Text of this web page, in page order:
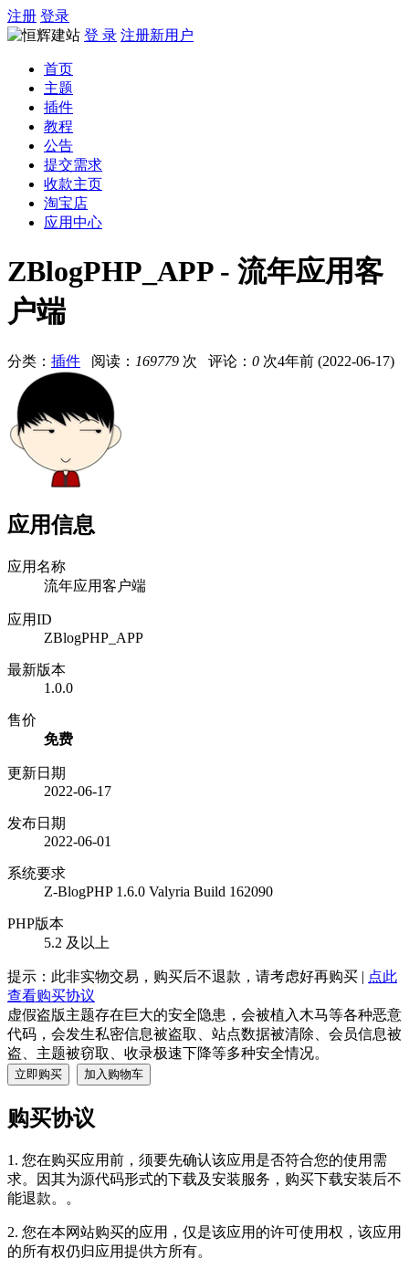
注册 登录
登 录 注册新用户
首页
主题
插件
教程
公告
提交需求
收款主页
淘宝店
应用中心
ZBlogPHP_APP - 流年应用客
户端
分类： 插件 阅读： 169779 次 评论： 0 次4年前 (2022-06-17)
应用信息
应用名称
流年应用客户端
应用ID
ZBlogPHP_APP
最新版本
1.0.0
售价
免费
更新日期
2022-06-17
发布日期
2022-06-01
系统要求
Z-BlogPHP 1.6.0 Valyria Build 162090
PHP版本
5.2 及以上
提示：此非实物交易，购买后不退款，请考虑好再购买 | 点此
查看购买协议
虚假盗版主题存在巨大的安全隐患，会被植入木马等各种恶意
代码，会发生私密信息被盗取、站点数据被清除、会员信息被
盗、主题被窃取、收录极速下降等多种安全情况。
立即购买 加入购物车
购买协议
1. 您在购买应用前，须要先确认该应用是否符合您的使用需
求。因其为源代码形式的下载及安装服务，购买下载安装后不
能退款。。
2. 您在本网站购买的应用，仅是该应用的许可使用权，该应用
的所有权仍归应用提供方所有。